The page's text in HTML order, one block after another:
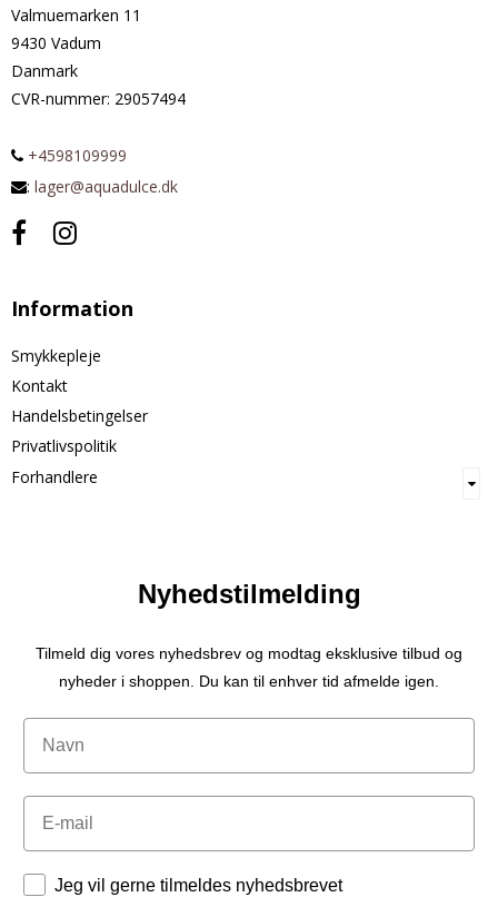
Valmuemarken 11
9430 Vadum
Danmark
CVR-nummer: 29057494
+4598109999
: lager@aquadulce.dk
Information
Smykkepleje
Kontakt
Handelsbetingelser
Privatlivspolitik
Forhandlere
Nyhedstilmelding
Tilmeld dig vores nyhedsbrev og modtag eksklusive tilbud og
nyheder i shoppen. Du kan til enhver tid afmelde igen.
Navn
Email
Tilladelser
Jeg vil gerne tilmeldes nyhedsbrevet